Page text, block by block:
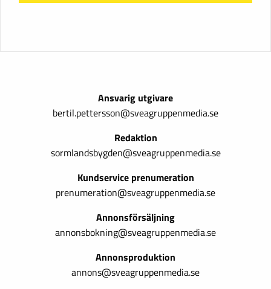
Ansvarig utgivare
bertil.pettersson@sveagruppenmedia.se
Redaktion
sormlandsbygden@sveagruppenmedia.se
Kundservice prenumeration
prenumeration@sveagruppenmedia.se
Annonsförsäljning
annonsbokning@sveagruppenmedia.se
Annonsproduktion
annons@sveagruppenmedia.se